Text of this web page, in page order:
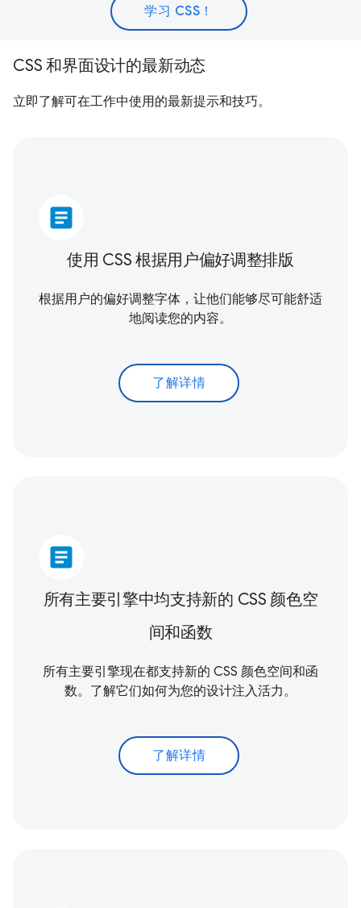
学习 CSS！
CSS 和界面设计的最新动态
立即了解可在工作中使用的最新提示和技巧。
article
使用 CSS 根据用户偏好调整排版
根据用户的偏好调整字体，让他们能够尽可能舒适
地阅读您的内容。
了解详情
article
所有主要引擎中均支持新的 CSS 颜色空
间和函数
所有主要引擎现在都支持新的 CSS 颜色空间和函
数。了解它们如何为您的设计注入活力。
了解详情